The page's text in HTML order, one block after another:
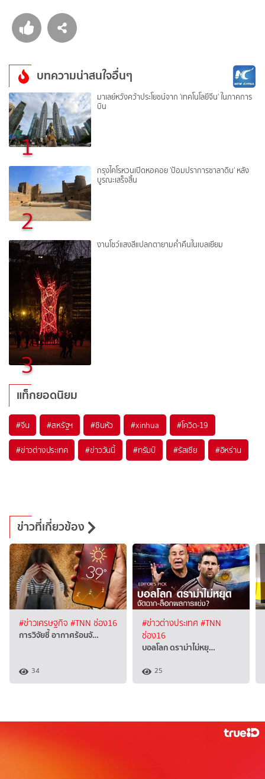
บทความน่าสนใจอื่นๆ
1
มาเลย์หวังคว้าประโยชน์จาก 'เทคโนโลยีจีน' ในภาคการ
บิน
2
กรุงไคโรหวนเปิดหอคอย 'ป้อมปราการซาลาดิน' หลัง
บูรณะเสร็จสิ้น
3
งานโชว์แสงสีแปลกตายามค่ำคืนในเบลเยียม
แท็กยอดนิยม
#จีน #สหรัฐฯ #ซินหัว #xinhua #โควิด-19
#ข่าวต่างประเทศ #ข่าววันนี้ #ทรัมป์ #รัสเซีย #อิหร่าน
ข่าวที่เกี่ยวข้อง
#ข่าวเศรษฐกิจ #TNN ช่อง16
การวิจัยชี้ อากาศร้อนจั…
34
#ข่าวต่างประเทศ #TNN
ช่อง16
บอลโลก ดราม่าไม่หยุ…
25